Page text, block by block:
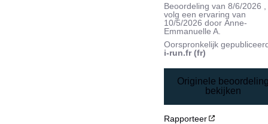
Beoordeling van8/6/2026
volg een ervaring van
10/5/2026 doorAnne-
Emmanuelle A.
Oorspronkelijk
i-run.fr (fr)
Originele
bekijken
Rapporteer